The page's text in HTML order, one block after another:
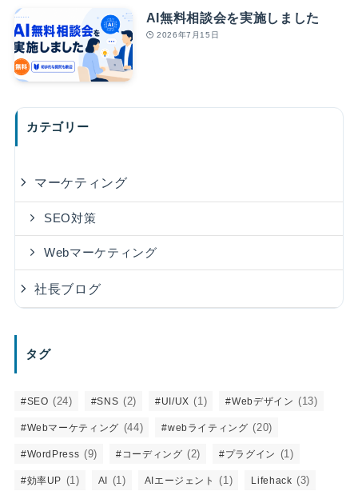
AI無料相談会を実施しました
2026年7月15日
カテゴリー
マーケティング
SEO対策
Webマーケティング
社長ブログ
タグ
#SEO (24) #SNS (2) #UI/UX (1) #Webデザイン (13)
#Webマーケティング (44) #webライティング (20)
#WordPress (9) #コーディング (2) #プラグイン (1)
#効率UP (1) AI (1) AIエージェント (1) Lifehack (3)